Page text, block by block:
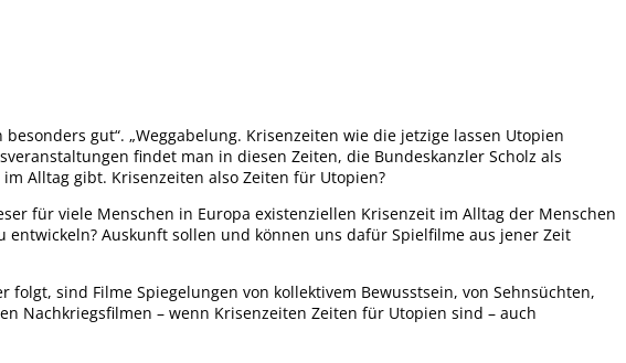
gut“. „Weggabelung. Krisenzeiten wie die jetzige lassen Utopien
findet man in diesen Zeiten, die Bundeskanzler Scholz als
Alltag gibt. Krisenzeiten also Zeiten für Utopien?
für viele Menschen in Europa existenziellen Krisenzeit im Alltag der Menschen
Auskunft sollen und können uns dafür Spielfilme aus jener Zeit
sind Filme Spiegelungen von kollektivem Bewusstsein, von Sehnsüchten,
Nachkriegsfilmen – wenn Krisenzeiten Zeiten für Utopien sind – auch